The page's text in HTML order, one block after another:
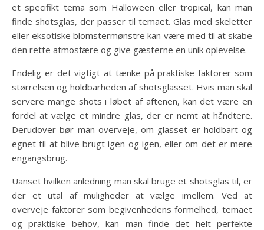
et specifikt tema som Halloween eller tropical, kan man
finde shotsglas, der passer til temaet. Glas med skeletter
eller eksotiske blomstermønstre kan være med til at skabe
den rette atmosfære og give gæsterne en unik oplevelse.
Endelig er det vigtigt at tænke på praktiske faktorer som
størrelsen og holdbarheden af shotsglasset. Hvis man skal
servere mange shots i løbet af aftenen, kan det være en
fordel at vælge et mindre glas, der er nemt at håndtere.
Derudover bør man overveje, om glasset er holdbart og
egnet til at blive brugt igen og igen, eller om det er mere
engangsbrug.
Uanset hvilken anledning man skal bruge et shotsglas til, er
der et utal af muligheder at vælge imellem. Ved at
overveje faktorer som begivenhedens formelhed, temaet
og praktiske behov, kan man finde det helt perfekte